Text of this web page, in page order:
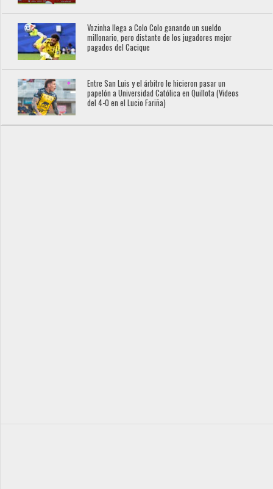
Vozinha llega a Colo Colo ganando un sueldo
millonario, pero distante de los jugadores mejor
pagados del Cacique
Entre San Luis y el árbitro le hicieron pasar un
papelón a Universidad Católica en Quillota (Videos
del 4-0 en el Lucio Fariña)